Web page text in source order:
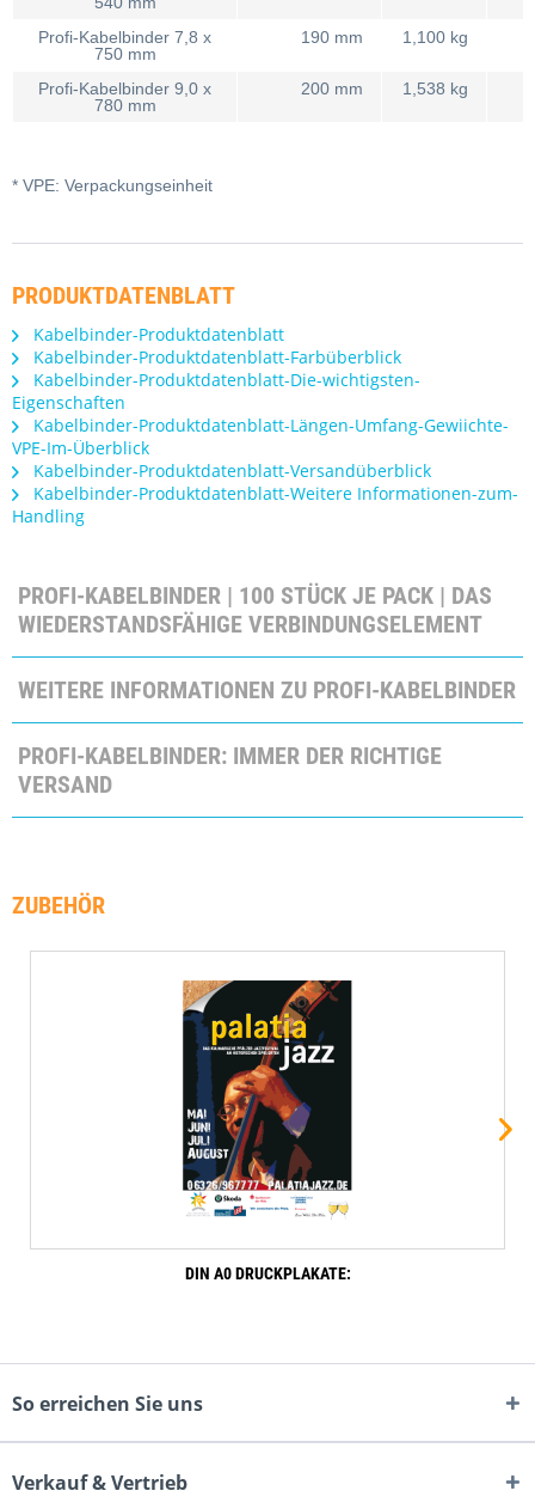
Profi-Kabelbinder 7,8 x
750 mm
190 mm 1,100 kg
Profi-Kabelbinder 9,0 x
780 mm
200 mm 1,538 kg
* VPE: Verpackungseinheit
PRODUKTDATENBLATT
Kabelbinder-Produktdatenblatt
Kabelbinder-Produktdatenblatt-Farbüberblick
Kabelbinder-Produktdatenblatt-Die-wichtigsten-
Eigenschaften
Kabelbinder-Produktdatenblatt-Längen-Umfang-Gewiichte-
VPE-Im-Überblick
Kabelbinder-Produktdatenblatt-Versandüberblick
Kabelbinder-Produktdatenblatt-Weitere Informationen-zum-
Handling
PROFI-KABELBINDER | 100 STÜCK JE PACK | DAS
WIEDERSTANDSFÄHIGE VERBINDUNGSELEMENT
WEITERE INFORMATIONEN ZU PROFI-KABELBINDER
PROFI-KABELBINDER: IMMER DER RICHTIGE
VERSAND
ZUBEHÖR
DIN A0 DRUCKPLAKATE:
So erreichen Sie uns
Verkauf & Vertrieb